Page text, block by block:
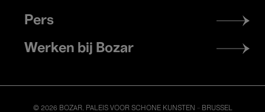
Pers
Werken bij Bozar
© 2026 BOZAR. PALEIS VOOR SCHONE KUNSTEN - BRUSSEL